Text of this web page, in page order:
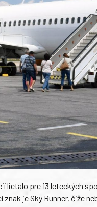
pre 13 leteckých
je Sky Runner, čiže